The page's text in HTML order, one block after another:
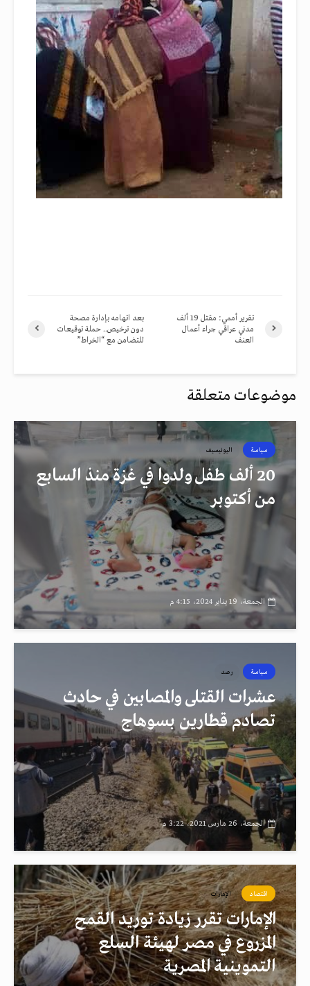
بعد اتهامه بإدارة مصحة
دون ترخيص.. حملة توقيعات
للتضامن مع “الخراط”
تقرير أممي: مقتل 19 ألف
مدني عراقي جراء أعمال
العنف
موضوعات متعلقة
سياسة اليونيسيف
20 ألف طفل ولدوا في غزة منذ السابع
من أكتوبر
الجمعة، 19 يناير 2024، 4:15 م
سياسة رصد
عشرات القتلى والمصابين في حادث
تصادم قطارين بسوهاج
الجمعة، 26 مارس 2021، 3:22 م
اقتصاد الإمارات
الإمارات تقرر زيادة توريد القمح
المزروع في مصر لهيئة السلع
التموينية المصرية